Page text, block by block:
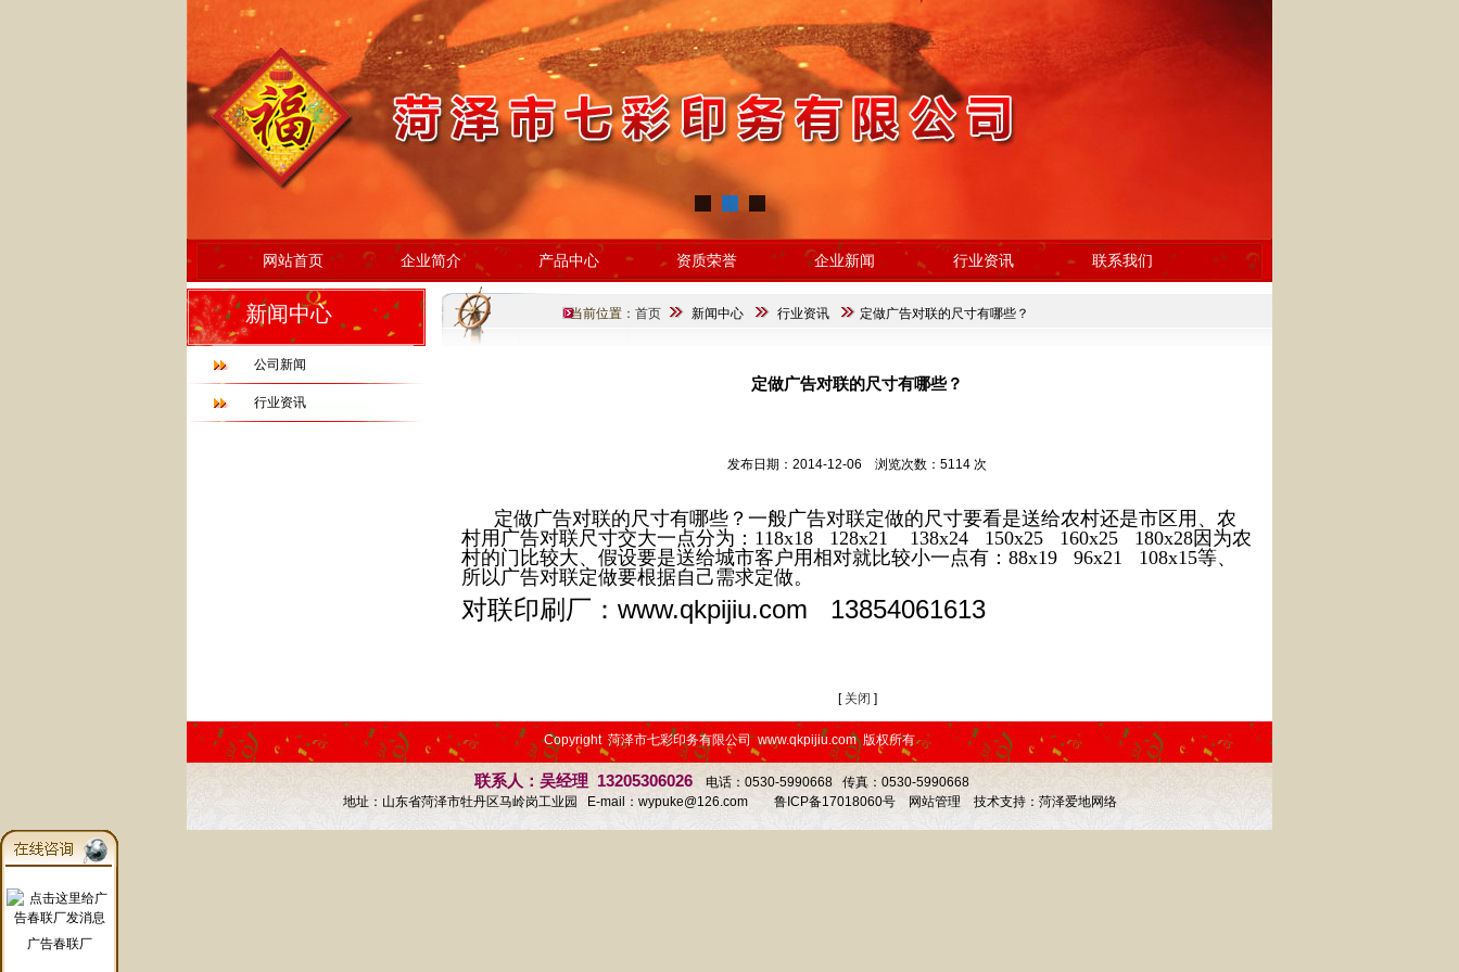
1 2 3
网站首页 企业简介 产品中心 资质荣誉 企业新闻 行业资讯 联系我们
新闻中心
公司新闻
行业资讯
当前位置： 首页 新闻中心 行业资讯 定做广告对联的尺寸有哪些？
定做广告对联的尺寸有哪些？
发布日期：2014-12-06 浏览次数：5114 次
定做广告对联的尺寸有哪些？一般广告对联定做的尺寸要看是送给农村还是市区用、农
村用广告对联尺寸交大一点分为：118x18 128x21 138x24 150x25 160x25 180x28因为农
村的门比较大、假设要是送给城市客户用相对就比较小一点有：88x19 96x21 108x15等、
所以广告对联定做要根据自己需求定做。
对联印刷厂： www.qkpijiu.com 13854061613
[ 关闭 ]
Copyright 菏泽市七彩印务有限公司 www.qkpijiu.com 版权所有
联系人：吴经理 13205306026
电话：0530-5990668 传真：0530-5990668
地址：山东省菏泽市牡丹区马岭岗工业园 E-mail： wypuke@126.com 鲁ICP备17018060号 网站管理 技术支持：菏泽爱地网络
广告春联厂